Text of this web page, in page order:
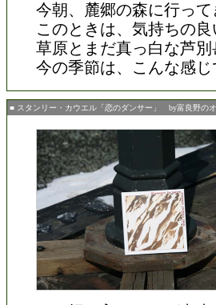
今朝、麓郷の森に行って
このときは、気持ちの
草原とまだ真っ白な芦別
今の季節は、こんな感じ
■ スタンリー・カウエル「恋のダンサー」 by富良野の